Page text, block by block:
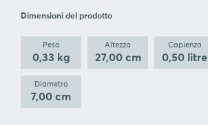
BLOG
AZIENDA
CONTATTACI
Dimensioni del prodotto
Peso
0,33 kg
Altezza
27,00 cm
Capienza
0,50 litre
Diametro
7,00 cm